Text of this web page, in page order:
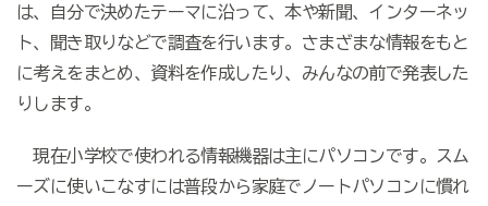
は、自分で決めたテーマに沿って、本や新聞、インターネッ
ト、聞き取りなどで調査を行います。さまざまな情報をもと
に考えをまとめ、資料を作成したり、みんなの前で発表した
りします。
現在小学校で使われる情報機器は主にパソコンです。スム
ーズに使いこなすには普段から家庭でノートパソコンに慣れ